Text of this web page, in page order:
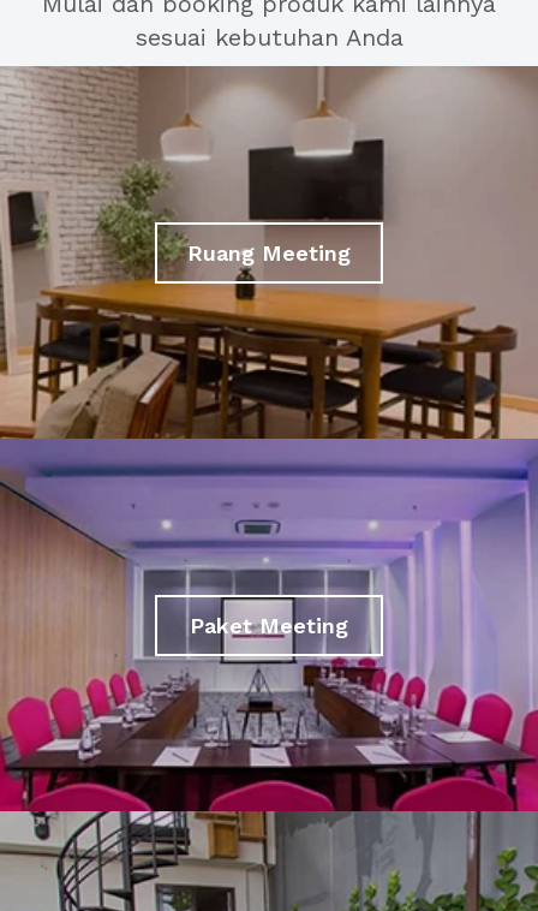
sesuai kebutuhan Anda
Ruang Meeting
Paket Meeting